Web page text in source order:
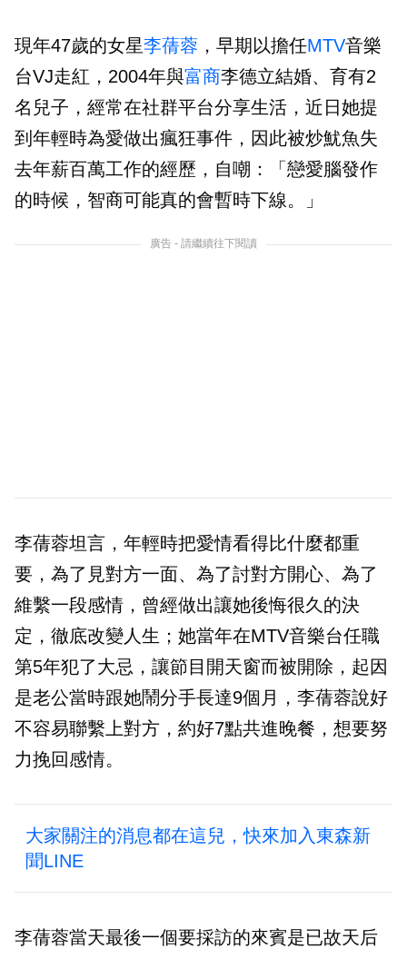
現年47歲的女星李蒨蓉 ，早期以擔任MTV音樂
台VJ走紅，2004年與富商李德立結婚、育有2
名兒子，經常在社群平台分享生活，近日她提
到年輕時為愛做出瘋狂事件，因此被炒魷魚失
去年薪百萬工作的經歷，自嘲：「戀愛腦發作
的時候，智商可能真的會暫時下線。」
廣告 - 請繼續往下閱讀
李蒨蓉坦言，年輕時把愛情看得比什麼都重
要，為了見對方一面、為了討對方開心、為了
維繫一段感情，曾經做出讓她後悔很久的決
定，徹底改變人生；她當年在MTV音樂台任職
第5年犯了大忌，讓節目開天窗而被開除，起因
是老公當時跟她鬧分手長達9個月，李蒨蓉說好
不容易聯繫上對方，約好7點共進晚餐，想要努
力挽回感情。
大家關注的消息都在這兒，快來加入東森新
聞LINE
李蒨蓉當天最後一個要採訪的來賓是已故天后